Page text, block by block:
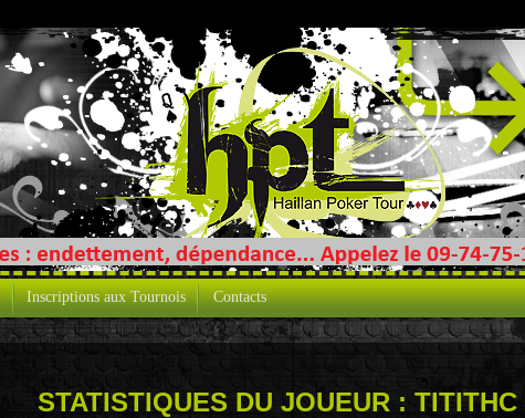
Inscriptions aux Tournois Contacts
STATISTIQUES DU JOUEUR : TITITHC